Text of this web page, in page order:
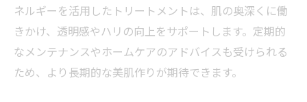
ネルギーを活用したトリートメントは、肌の奥深くに働
きかけ、透明感やハリの向上をサポートします。定期的
なメンテナンスやホームケアのアドバイスも受けられる
ため、より長期的な美肌作りが期待できます。